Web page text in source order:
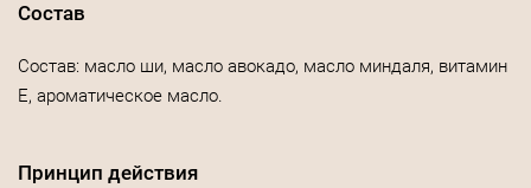
Состав
Состав: масло ши, масло авокадо, масло миндаля, витамин
Е, ароматическое масло.
Принцип действия